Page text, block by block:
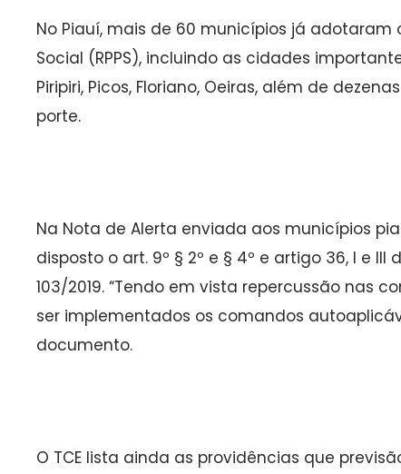
No Piauí, mais de 60 municípios já adotaram
Social (RPPS), incluindo as cidades
Piripiri, Picos, Floriano, Oeiras, além de
porte.
Na Nota de Alerta enviada aos municípios
disposto o art. 9º § 2º e § 4º e artigo 36, I e
103/2019. “Tendo em vista repercussão nas
ser implementados os comandos
documento.
O TCE lista ainda as providências que